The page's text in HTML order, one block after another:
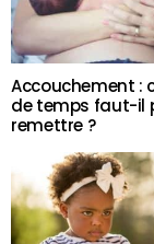
Accouchement :
de temps faut-il
remettre ?